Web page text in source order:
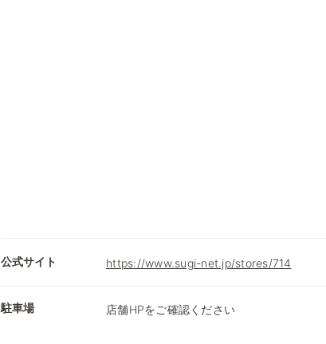
公式サイト https://www.sugi-net.jp/stores/714
駐車場 店舗HPをご確認ください